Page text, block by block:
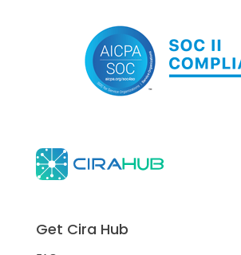
Get Cira Hub